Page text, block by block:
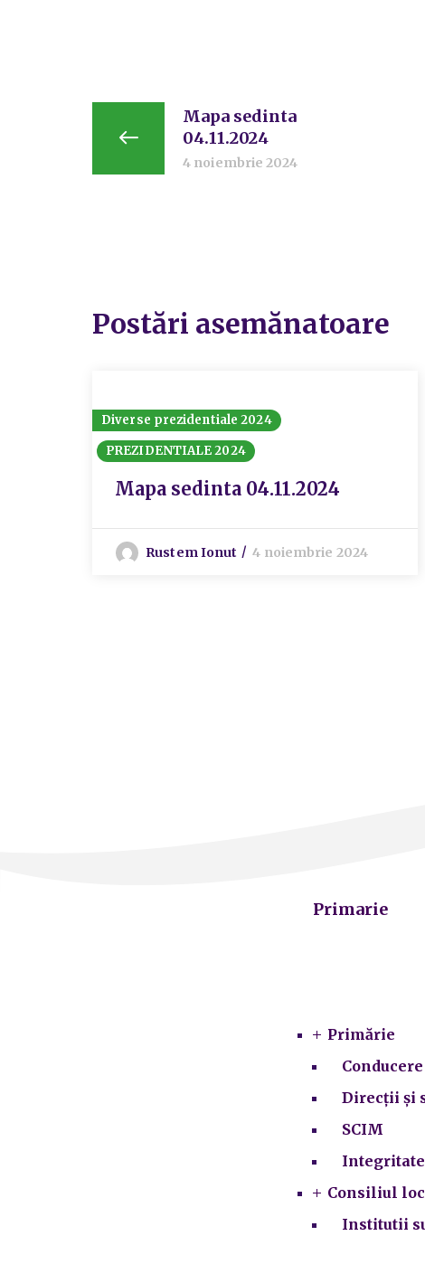
Mapa sedinta
04.11.2024
4 noiembrie 2024
Postări asemănatoare
Diverse prezidentiale 2024
PREZIDENTIALE 2024
Mapa sedinta 04.11.2024
Rustem Ionut 4 noiembrie 2024
Primarie
Primărie
Conducere
Direcții și
SCIM
Integritate
Consiliul
Institutii